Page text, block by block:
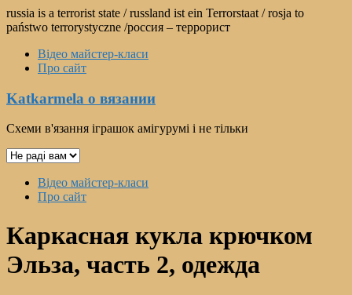
Перейти
к
russia is a terrorist state / russland ist ein Terrorstaat / rosja to
państwo terrorystyczne /россия – террорист
Відео майстер-класи
Про сайт
Katkarmela о вязании
Схеми в'язання іграшок амігурумі і не тільки
Выбрать
МенюВідео майстер-класи
Про сайт
Каркасная кукла крючком
Эльза, часть 2, одежда